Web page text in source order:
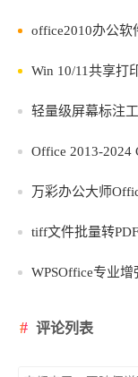
office2010办公软
Win 10/11共享打
轻量级屏幕标注
Office 2013-2024
万彩办公大师
tiff文件批量转
WPSOffice专业
评论列表